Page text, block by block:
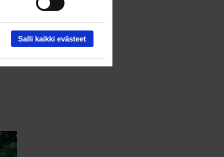
Salli kaikki evästeet